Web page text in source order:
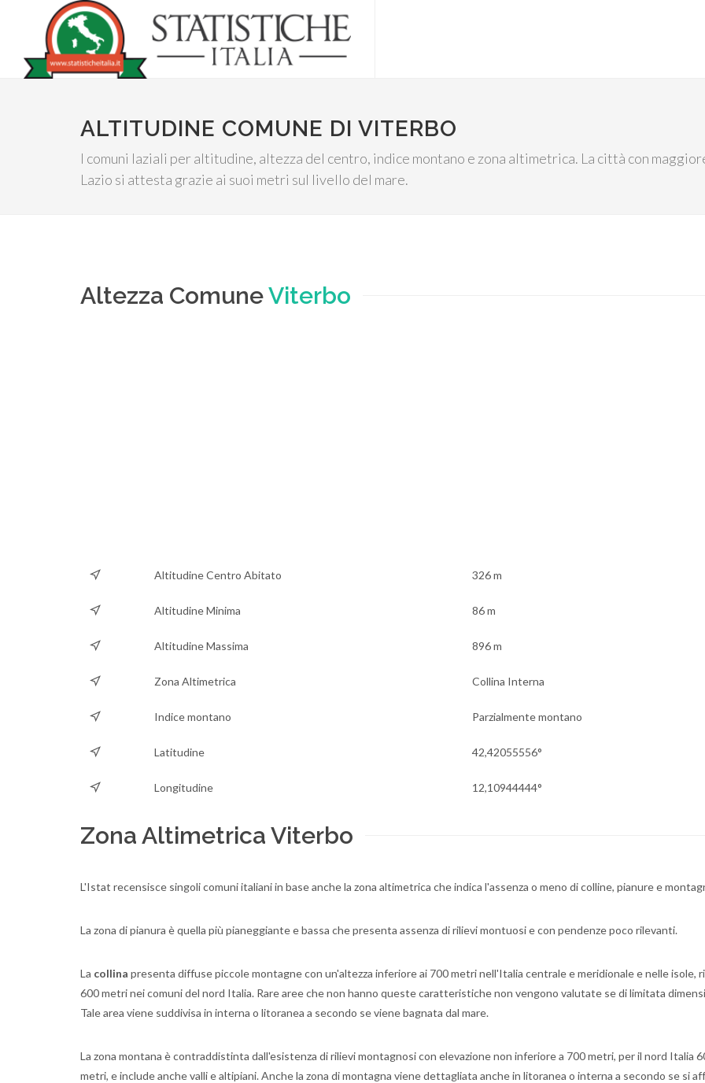
ALTITUDINE COMUNE DI VITERBO
I comuni laziali per altitudine, altezza del centro, indice montano e zona altimetrica. La città con
Lazio si attesta grazie ai suoi metri sul livello del mare.
Altezza ComuneViterbo
Altitudine Centro Abitato 326 m
Altitudine Minima 86 m
Altitudine Massima 896 m
Zona Altimetrica Collina Interna
Indice montano Parzialmente montano
Latitudine 42,42055556°
Longitudine 12,10944444°
Zona Altimetrica Viterbo
L'Istat recensisce singoli comuni italiani in base anche la zona altimetrica che indica l'assenza o meno di colline, pianure e
La zona di pianura è quella più pianeggiante e bassa che presenta assenza di rilievi montuosi e con pendenze poco rilevanti.
La collina presenta diffuse piccole montagne con un'altezza inferiore ai 700 metri nell'Italia centrale e meridionale e nelle isole,
600 metri nei comuni del nord Italia. Rare aree che non hanno queste caratteristiche non vengono valutate se di limitata
Tale area viene suddivisa in interna o litoranea a secondo se viene bagnata dal mare.
La zona montana è contraddistinta dall'esistenza di rilievi montagnosi con elevazione non inferiore a 700 metri, per il nord Italia
metri, e include anche valli e altipiani. Anche la zona di montagna viene dettagliata anche in litoranea o interna a secondo se si